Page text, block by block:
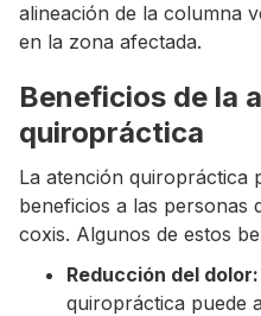
alineación de la columna
en la zona afectada.
Beneficios de la
quiropráctica
La atención quiropráctica
beneficios a las personas
coxis. Algunos de estos
Reducción del dolor:
quiropráctica puede